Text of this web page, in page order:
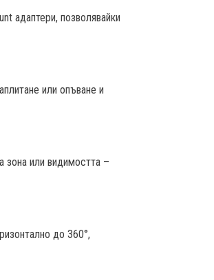
адаптери, позволявайки
или опъване и
зона или видимостта –
до 360°,